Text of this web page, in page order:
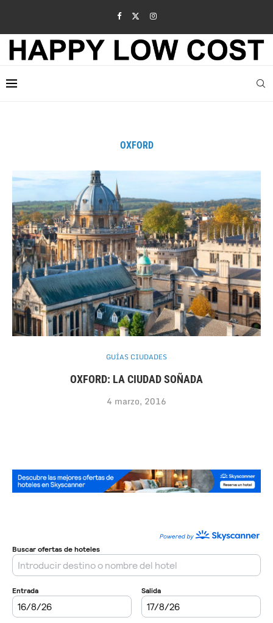
OXFORD
GUÍAS CIUDADES
OXFORD: LA CIUDAD SOÑADA
4 marzo, 2016